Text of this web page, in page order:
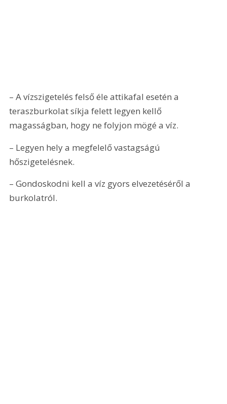
– A vízszigetelés felső éle attikafal esetén a
teraszburkolat síkja felett legyen kellő
magasságban, hogy ne folyjon mögé a víz.
– Legyen hely a megfelelő vastagságú
hőszigetelésnek.
– Gondoskodni kell a víz gyors elvezetéséről a
burkolatról.